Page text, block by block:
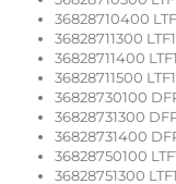
36828710400
36828711300
36828711400
36828711500
36828730100
36828731300
36828731400
36828750100
36828751300